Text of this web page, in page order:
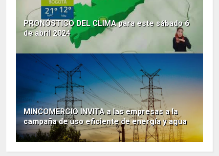
PRONÓSTICO DEL CLIMA para este sábado 6
de abril 2024
MINCOMERCIO INVITA a las empresas a la
campaña de uso eficiente de energía y agua